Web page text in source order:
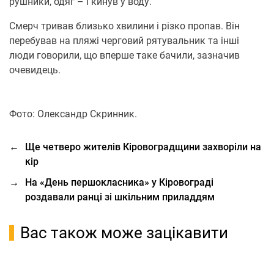
Смерч тривав близько хвилини і різко пропав. Він
перебував на пляжі черговий рятувальник та інші
люди говорили, що вперше таке бачили, зазначив
очевидець.
Фото: Олександр Скринник.
←
Ще четверо жителів Кіровоградщини захворіли на
кір
→
На «День першокласника» у Кіровограді
роздавали ранці зі шкільним приладдям
Вас також може зацікавити